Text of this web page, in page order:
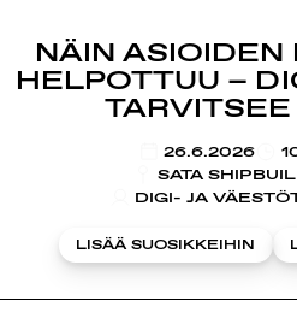
Siirry
sisältöön
NÄIN ASIOIDEN
HELPOTTUU –
26.6.2026
KLO
SATA
DIGI- JA
LISÄÄ SUOSIKKEIHIN